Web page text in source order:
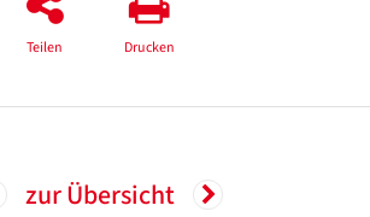
Teilen Drucken
zur Übersicht